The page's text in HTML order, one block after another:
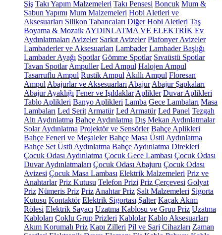
Şiş Takı Yapım Malzemeleri Takı Pensesi Boncuk Mum &
Sabun Yapımı Mum Malzemeleri Hobi Aletleri ve
Aksesuarları Silikon Tabancaları Diğer Hobi Aletleri Taş
Boyama & Mozaik AYDINLATMA VE ELEKTRİK Ev
Aydınlatmaları Avizeler Sarkıt Avizeler Plafonyer Avizeler
Lambaderler ve Aksesuarları Lambader Lambader Başlığı
Lambader Ayağı Spotlar Gömme Spotlar Sıvaüstü Spotlar
Tavan Spotlar Ampuller Led Ampul Halojen Ampul
Tasarruflu Ampul Rustik Ampul Akıllı Ampul Floresan
Ampul Abajurlar ve Aksesuarları Abajur Abajur Şapkaları
Abajur Ayaklığı Fener ve Işıldaklar Aplikler Duvar Aplikleri
Tablo Aplikleri Banyo Aplikleri Lamba Gece Lambaları Masa
Lambaları Led Şerit Armatür Led Armatür Led Panel Tezgah
Altı Aydınlatma Bahçe Aydınlatma Dış Mekan Aydınlatmalar
Solar Aydınlatma Projektör ve Sensörler Bahçe Aplikleri
Bahçe Feneri ve Meşaleler Bahçe Masa Üstü Aydınlatma
Bahçe Set Üstü Aydınlatma Bahçe Aydınlatma Direkleri
Çocuk Odası Aydınlatma Çocuk Gece Lambası Çocuk Odası
Duvar Aydınlatmaları Çocuk Odası Abajuru Çocuk Odası
Avizesi Çocuk Masa Lambası Elektrik Malzemeleri Priz ve
Anahtarlar Priz Kutusu Telefon Prizi Priz Çerçevesi Golyat
Priz Nümeris Priz Priz Anahtar Priz Şalt Malzemeleri Sigorta
Kutusu Kontaktör Elektrik Sigortası Şalter Kaçak Akım
Rölesi Elektrik Sayacı Uzatma Kablosu ve Grup Priz Uzatma
Kabloları Çoklu Grup Prizleri Kablolar Kablo Aksesuarları
Akım Korumalı Priz Kapı Zilleri Pil ve Şarj Cihazları Zaman